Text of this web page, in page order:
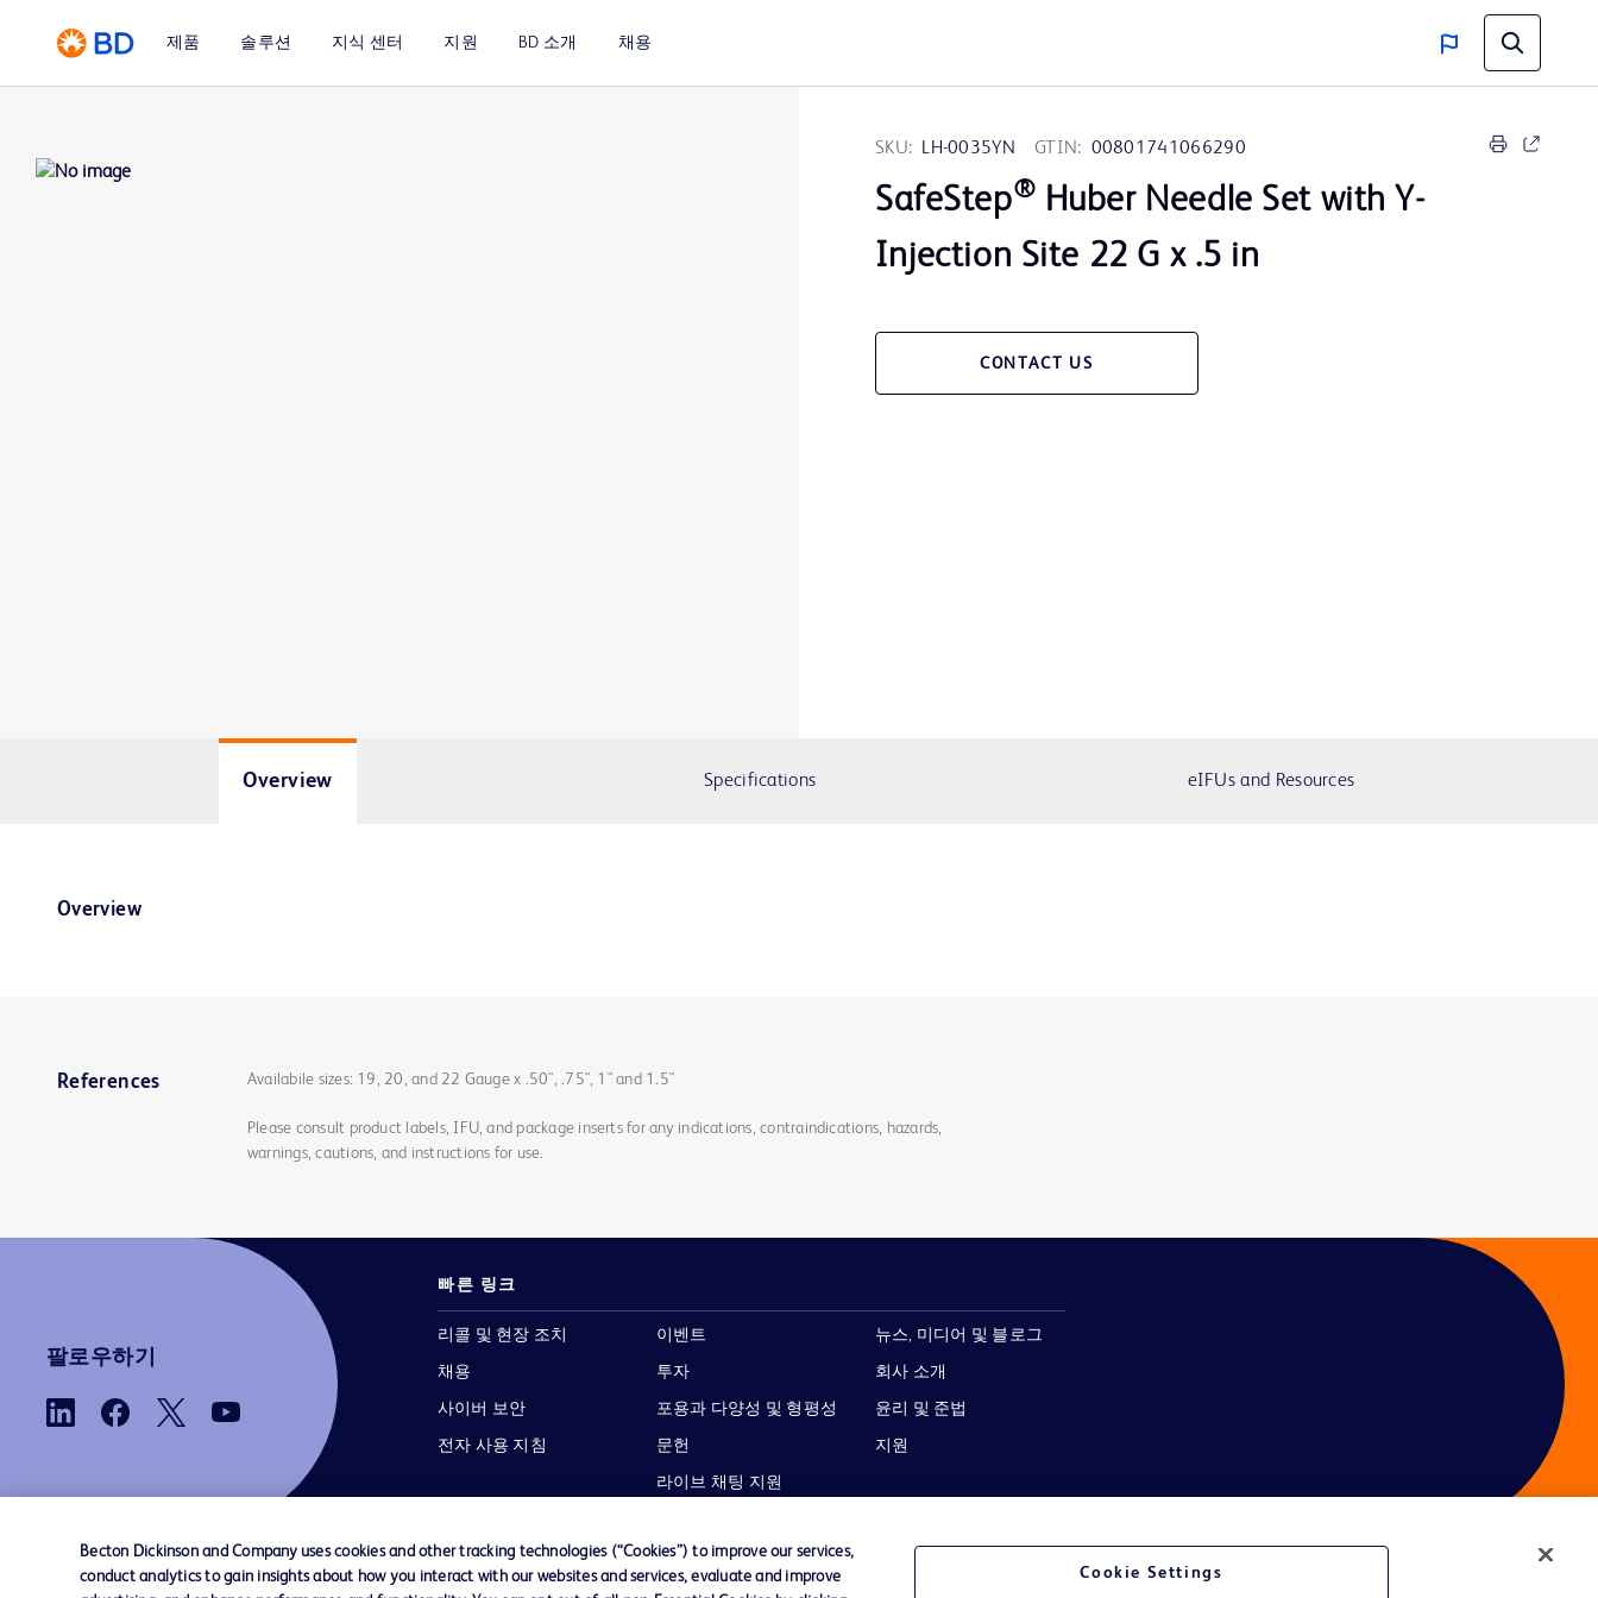
제품 솔루션 지식 센터 지원 BD 소개 채용
SKU: LH-0035YN GTIN: 00801741066290
SafeStep® Huber Needle Set with Y-
Injection Site 22 G x .5 in
CONTACT US
Overview Specifications eIFUs and Resources
Overview
References Availabile sizes: 19, 20, and 22 Gauge x .50", .75", 1" and 1.5"
Please consult product labels, IFU, and package inserts for any indications, contraindications, hazards,
warnings, cautions, and instructions for use.
팔로우하기
빠른 링크
리콜 및 현장 조치
채용
사이버 보안
전자 사용 지침
이벤트
투자
포용과 다양성 및 형평성
문헌
라이브 채팅 지원
뉴스, 미디어 및 블로그
회사 소개
윤리 및 준법
지원
Becton Dickinson and Company uses cookies and other tracking technologies (“Cookies”) to improve our services,
conduct analytics to gain insights about how you interact with our websites and services, evaluate and improve
Cookie Settings